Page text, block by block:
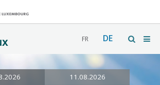
FR DE
11.08.2026